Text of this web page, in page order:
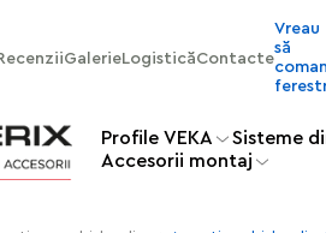
GalerieLogisticăContacte
Vreau
să
Profile VEKA Sisteme
Аccesorii montaj